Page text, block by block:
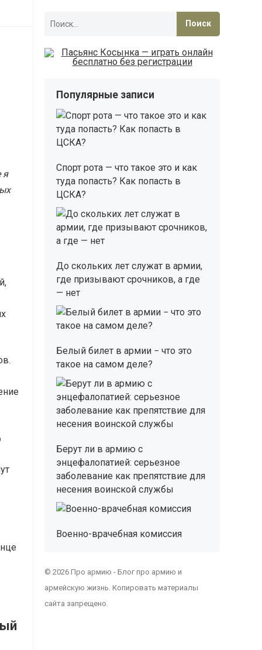
я
Популярные записи
Спорт рота — что такое это и как
туда попасть? Как попасть в
ЦСКА?
До скольких лет служат в армии,
где призывают срочников, а где
— нет
Белый билет в армии − что это
такое на самом деле?
Берут ли в армию с
энцефалопатией: серьезное
заболевание как препятствие для
несения воинской службы
Военно-врачебная комиссия
© 2026 Про армию - Блог про армию и
армейскую жизнь. Копировать материалы
сайта запрещено.